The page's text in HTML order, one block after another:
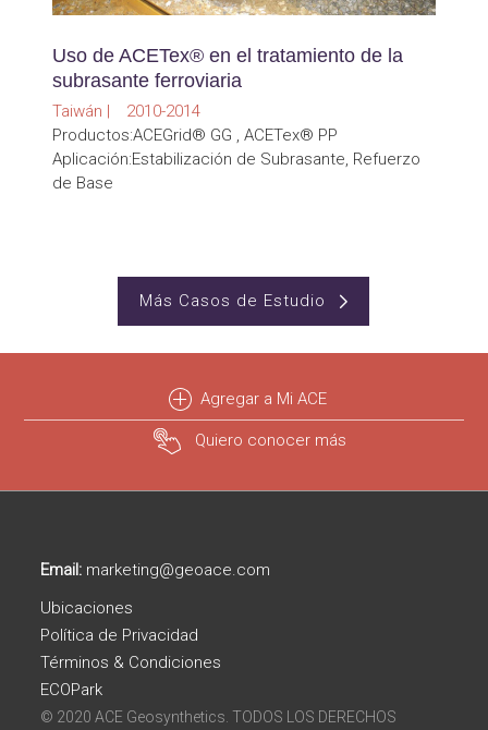
Uso de ACETex® en el tratamiento de la
subrasante ferroviaria
Taiwán | 2010-2014
Productos:ACEGrid® GG , ACETex® PP
Aplicación:Estabilización de Subrasante, Refuerzo
de Base
Más Casos de Estudio
Agregar a Mi ACE
Quiero conocer más
Email: marketing@geoace.com
Ubicaciones
Política de Privacidad
Términos & Condiciones
ECOPark
© 2020 ACE Geosynthetics. TODOS LOS DERECHOS